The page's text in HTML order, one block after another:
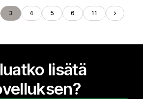
3 4 5 6 11
lisätä